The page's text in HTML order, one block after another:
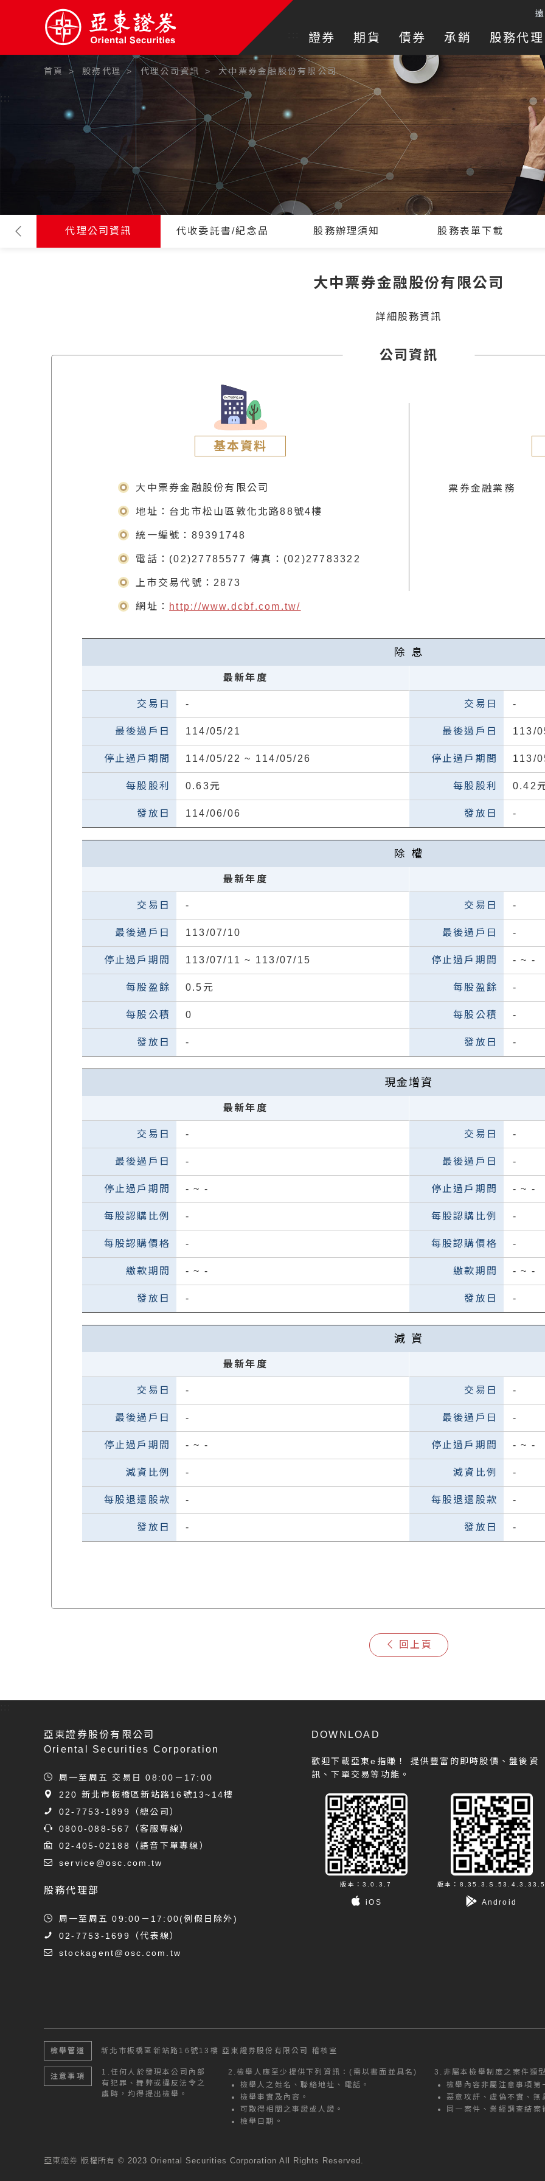
證券 期貨 債券 承銷 股務代理
:::
首頁 股務代理 代理公司資訊 大中票券金融股份有限公司
代理公司資訊 代收委託書/紀念品 股務辦理須知 股務表單下載
大中票券金融股份有限公司
詳細股務資訊
公司資訊
基本資料
大中票券金融股份有限公司
地址：台北市松山區敦化北路88號4樓
統一編號：89391748
電話：(02)27785577 傳真：(02)27783322
上市交易代號：2873
網址： http://www.dcbf.com.tw/
票券金融業務
除 息
最新年度
-
114/05/21
114/05/22 ~ 114/05/26
0.63元
114/06/06
-
113/
113/
0.42
-
除 權
最新年度
-
113/07/10
113/07/11 ~ 113/07/15
0.5元
0
-
-
-
- ~ -
-
-
-
現金增資
最新年度
-
-
- ~ -
-
-
- ~ -
-
-
-
- ~ -
-
-
- ~ -
-
減 資
最新年度
-
-
- ~ -
-
-
-
-
-
- ~ -
-
-
-
回上頁
亞東證券股份有限公司
Oriental Securities Corporation
周一至周五 交易日 08:00－17:00
220 新北市板橋區新站路16號13~14樓
02-7753-1899
（總公司）
0800-088-567
（客服專線）
02-405-02188
（語音下單專線）
service@osc.com.tw
股務代理部
周一至周五 09:00－17:00(例假日除外)
02-7753-1699
（代表線）
stockagent@osc.com.tw
DOWNLOAD
歡迎下載亞東e指賺！
提供豐富的即時股價、盤後資
訊、下單交易等功能。
版本：3.0.3.7
iOS
版本：
Android
檢舉管道 新北市板橋區新站路16號13樓亞東證券股份有限公司 稽核室
注意事項 1.任何人於發現本公司內部
有犯罪、舞弊或違反法令之
虞時，均得提出檢舉。
2.檢舉人應至少提供下列資訊：(需以書面並具名)
檢舉人之姓名、聯絡地址、電話。
檢舉事實及內容。
可取得相關之事證或人證。
檢舉日期。
3. 非屬本檢舉制度之案件類
檢舉內容非屬注意事項
惡意攻訐、虛偽不實、無
同一案件、業經調查結
亞東證券 版權所有 © 2023 Oriental Securities Corporation All Rights Reserved.